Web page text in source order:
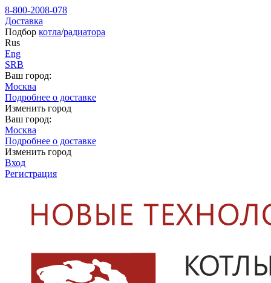
8-800-2008-078
Доставка
Подбор котла/радиатора
Rus
Eng
SRB
Ваш город:
Москва
Подробнее о доставке
Изменить город
Ваш город:
Москва
Подробнее о доставке
Изменить город
Вход
Регистрация